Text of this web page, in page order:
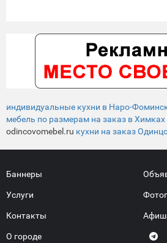
индивидуальные кухни в Наро-
мебель по размерам на заказ в Химках
odincovomebel.ru кухни на заказ
Баннеры
Услуги
Контакты
О городе